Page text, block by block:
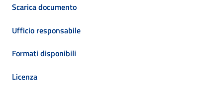
Scarica documento
Ufficio responsabile
Formati disponibili
Licenza